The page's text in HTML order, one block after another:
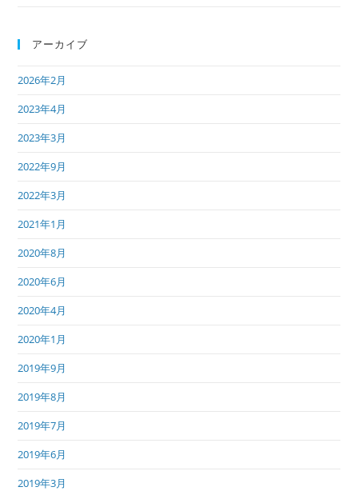
アーカイブ
2026年2月
2023年4月
2023年3月
2022年9月
2022年3月
2021年1月
2020年8月
2020年6月
2020年4月
2020年1月
2019年9月
2019年8月
2019年7月
2019年6月
2019年3月